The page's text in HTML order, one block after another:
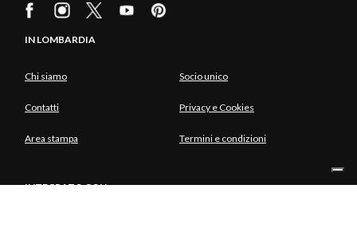
IN LOMBARDIA
Chi siamo Socio unico
Contatti Privacy e Cookies
Area stampa Termini e condizioni
INTEGRATO CON